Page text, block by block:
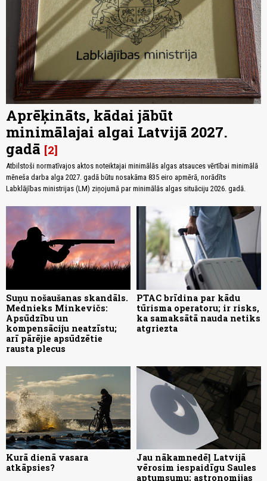
Aprēķināts, kādai jābūt
minimālajai algai Latvijā 2027.
gadā 2
Atbilstoši normatīvajos aktos noteiktajai minimālās algas atsauces vērtībai minimālā
mēneša darba alga 2027. gadā būtu nosakāma 835 eiro apmērā, norādīts
Labklājības ministrijas (LM) ziņojumā par minimālās algas situāciju 2026. gadā.
Suņu nošaušanas skandāls.
Mednieks Minkevičs:
Apsūdzību un
kompensāciju neatzīstu;
arī pārējie apsūdzētie
rausta plecus
PTAC brīdina par kādu
tūrisma operatoru; ir risks,
ka samaksātā nauda netiks
atgriezta
Kurā dienā vasara
atkāpsies?
Jau nākamnedēļ Latvijā
vērosim iespaidīgu Saules
aptumsumu; astronomijas